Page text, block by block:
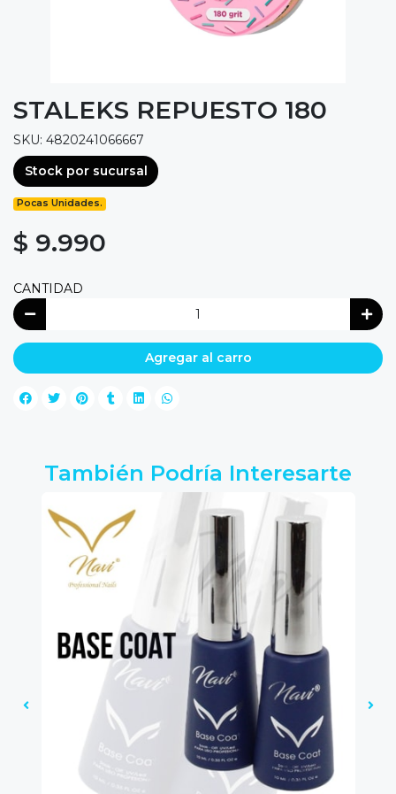
STALEKS REPUESTO 180
SKU: 4820241066667
Stock por sucursal
Pocas Unidades.
$ 9.990
CANTIDAD
Agregar al carro
También Podría Interesarte